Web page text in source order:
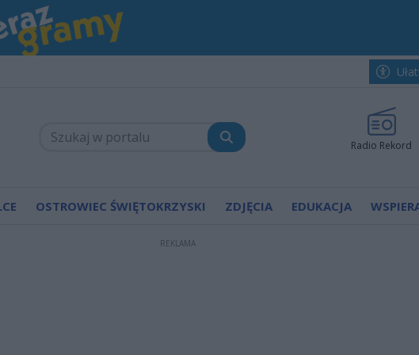
Radio Rekord
OSTROWIEC ŚWIĘTOKRZYSKI ZDJĘCIA EDUKACJA
REKLAMA